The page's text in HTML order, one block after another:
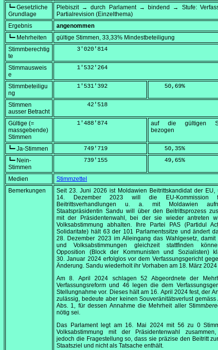
┗━ Gesetzliche
Grundlage
Plebiszit → durch Parlament → bindend → Stufe:
Partialrevision (Einzelthema)
Ergebnis
angenommen
┗━ Mehrheiten
gültige Stimmen, 33,33% Mindestbeteiligung
Stimmberechtig
te
      3'020'814
Stimmausweis
e
      1'532'264
Stimmbeteiligu
ng
      1'531'392
    50,69
%
Stimmen
ausser Betracht
         42'518
Gültige (=
massgebende)
Stimmen
      1'488'874
auf die gültigen
bezogen
┗━ Ja-Stimmen
        749'719
    50,35
%
┗━ Nein-
Stimmen
        739'155
    49,65
%
Medien
Stimmzettel
Bemerkungen
Seit 23. Juni 2026 ist Moldawien Beitrittskandidat der EU,
14. Dezember 2023 will die EU-Kommission
Beitrittsverhandlungen u. a. mit Moldawien
Staatspräsidentin Sandu will über den Beitrittsprozess
mit der Präsidentenwahl, bei der sie wieder antreten
Volksabstimmung abhalten. Ihre Partei PAS (Partidul
Solidaritate) hält 63 der 101 Parlamentssitze und ändert
28. Dezember 2023im Alleingang das Wahlgesetz, damit
und Volksabstimmungen gleichzeit stattfinden
Opposition (Block der Kommunisten und Sozialisten)
30. Januar 2024erfolglos vor dem Verfassungsgericht
Änderung. Sandu wiederholt ihr Vorhaben am 18. März 2024
Am8. April 2024 schlagen 52 Abgeordnete der
Verfassungsreform und 46 legen die dem
Stellungnahme vor. Dieses hält am 16. April 2024fest, der
zulässig, bedeute aber keinen Souveränitätsverlust gemäss
Abs. 1, für dessen Annahme die Mehrheit aller Stimm
nötig sei.
Das Parlament legt am 16. Mai 2024mit 56 zu 0
Volksabstimmung mit der Präsidentenwahl
jedoch die Fragestellung so, dass sie präzise den Beitritt
Staatsziel und nicht als Tatsache enthält.